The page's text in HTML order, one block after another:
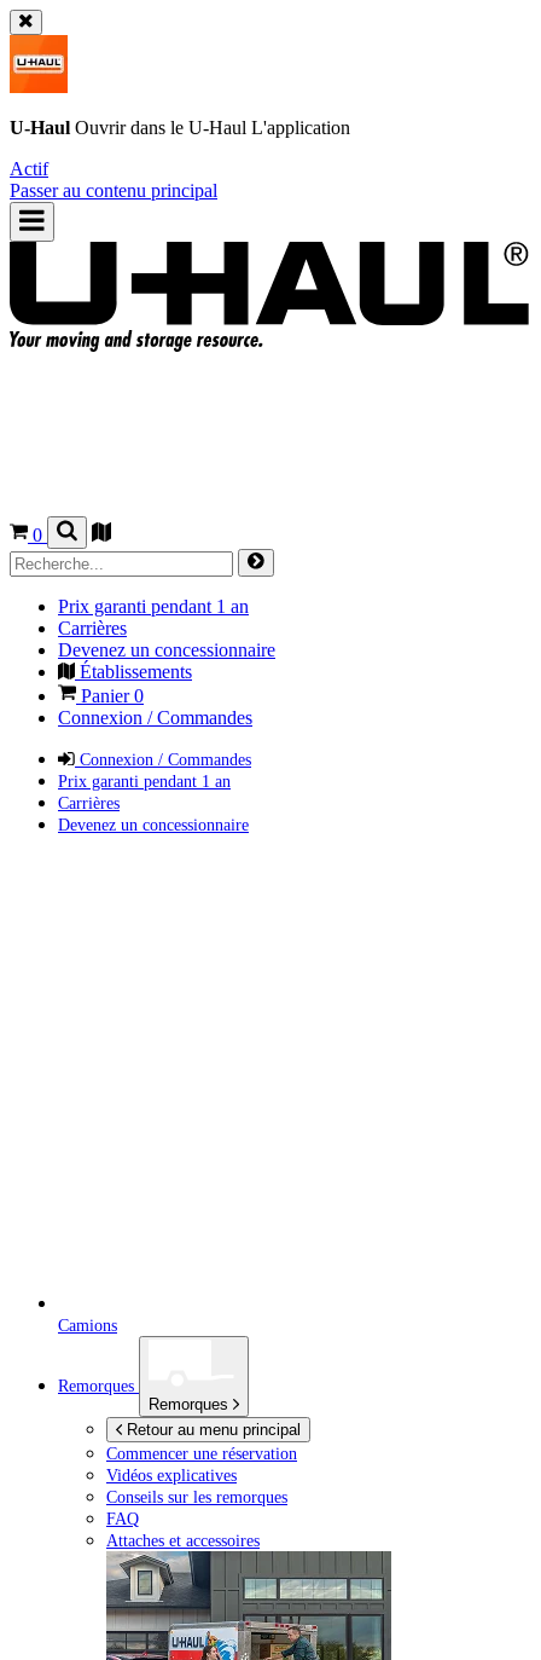
U-Haul Ouvrir dans le U-Haul L'application
Actif
Passer au contenu principal
0
Prix garanti pendant 1 an
Carrières
Devenez un concessionnaire
Établissements
Panier0
Connexion / Commandes
Connexion / Commandes
Prix garanti pendant 1 an
Carrières
Devenez un concessionnaire
Camions
Remorques
Remorques
Retour au menu principal
Commencer une réservation
Vidéos explicatives
Conseils sur les remorques
FAQ
Attaches et accessoires